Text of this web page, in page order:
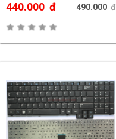
440.000 đ 490.000đ